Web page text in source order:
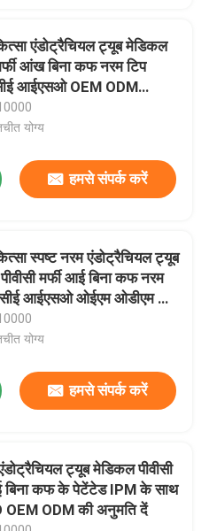
एंडोट्रैचियल ट्यूब मेडिकल
आंख बिना कफ नरम टिप
आईएसओ OEM ODM
हैं
योग्य
हमसे संपर्क करें
स्पष्ट नरम एंडोट्रैचियल ट्यूब
मर्फी आई बिना कफ नरम
आईएसओ ओईएम ओडीएम की
योग्य
हमसे संपर्क करें
ट्यूब मेडिकल पीवीसी
बिना कफ के पेटेंटेड IPM के साथ
OEM ODM की अनुमति दें